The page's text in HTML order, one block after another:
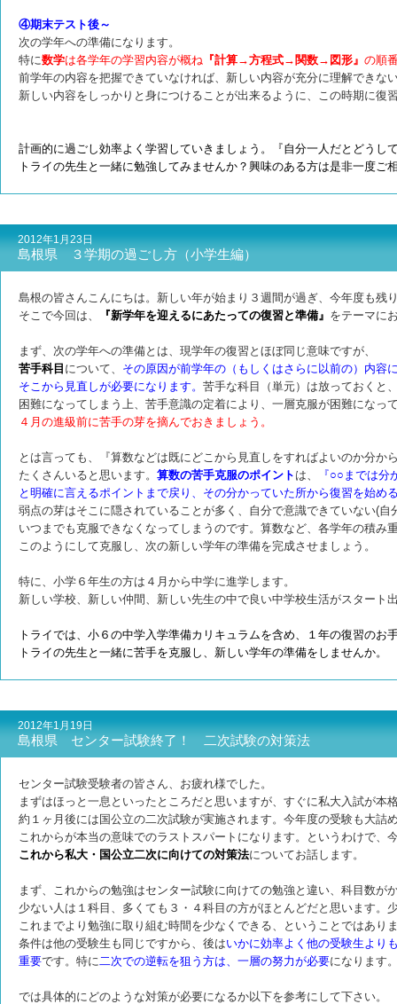
④期末テスト後～
次の学年への準備になります。
特に数学は各学年の学習内容が概ね 『計算→方程式→関数→図形』 の順
前学年の内容を把握できていなければ、新しい内容が充分に理解できな
新しい内容をしっかりと身につけることが出来るように、この時期に復
計画的に過ごし効率よく学習していきましょう。『自分一人だとどうし
トライの先生と一緒に勉強してみませんか？興味のある方は是非一度ご
2012年1月23日
島根県 ３学期の過ごし方（小学生編）
島根の皆さんこんにちは。新しい年が始まり３週間が過ぎ、今年度も残
そこで今回は、
『新学年を迎えるにあたっての復習と準備』 をテーマに
まず、次の学年への準備とは、現学年の復習とほぼ同じ意味ですが、
苦手科目 について、 その原因が前学年の（もしくはさらに以前の）内容
そこから見直しが必要になります。 苦手な科目（単元）は放っておくと
困難になってしまう上、苦手意識の定着により、一層克服が困難になっ
４月の進級前に苦手の芽を摘んでおきましょう。
とは言っても、『算数などは既にどこから見直しをすればよいのか分か
たくさんいると思います。 算数の苦手克服のポイント は、
『○○までは分
と明確に言えるポイントまで戻り、その分かっていた所から復習を始め
弱点の芽はそこに隠されていることが多く、自分で意識できていない(自
いつまでも克服できなくなってしまうのです。算数など、各学年の積み
このようにして克服し、次の新しい学年の準備を完成させましょう。
特に、小学６年生の方は４月から中学に進学します。
新しい学校、新しい仲間、新しい先生の中で良い中学校生活がスタート
トライでは、小６の中学入学準備カリキュラムを含め、１年の復習のお
トライの先生と一緒に苦手を克服し、新しい学年の準備をしませんか。
2012年1月19日
島根県 センター試験終了！ 二次試験の対策法
センター試験受験者の皆さん、お疲れ様でした。
まずはほっと一息といったところだと思いますが、すぐに私大入試が本
約１ヶ月後には国公立の二次試験が実施されます。今年度の受験も大詰
これからが本当の意味でのラストスパートになります。というわけで、
これから私大・国公立二次に向けての対策法についてお話します。
まず、これからの勉強はセンター試験に向けての勉強と違い、科目数が
少ない人は１科目、多くても３・４科目の方がほとんどだと思います。
これまでより勉強に取り組む時間を少なくできる、ということではあり
条件は他の受験生も同じですから、後はいかに効率よく他の受験生より
重要です。特に二次での逆転を狙う方は、一層の努力が必要になります
では具体的にどのような対策が必要になるか以下を参考にして下さい。